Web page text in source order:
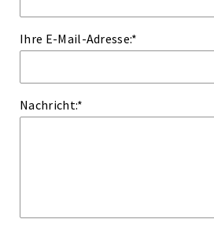
Ihre E-Mail-Adresse:*
Nachricht:*